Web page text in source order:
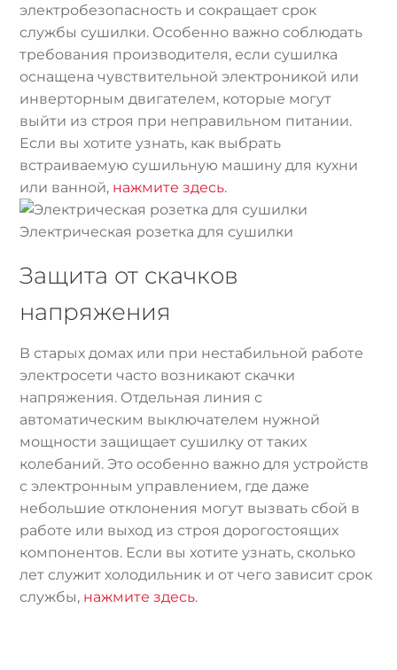
электробезопасность и сокращает срок
службы сушилки. Особенно важно соблюдать
требования производителя, если сушилка
оснащена чувствительной электроникой или
инверторным двигателем, которые могут
выйти из строя при неправильном питании.
Если вы хотите узнать, как выбрать
встраиваемую сушильную машину для кухни
или ванной, нажмите здесь.
Электрическая розетка для сушилки
Защита от скачков
напряжения
В старых домах или при нестабильной работе
электросети часто возникают скачки
напряжения. Отдельная линия с
автоматическим выключателем нужной
мощности защищает сушилку от таких
колебаний. Это особенно важно для устройств
с электронным управлением, где даже
небольшие отклонения могут вызвать сбой в
работе или выход из строя дорогостоящих
компонентов. Если вы хотите узнать, сколько
лет служит холодильник и от чего зависит срок
службы, нажмите здесь.